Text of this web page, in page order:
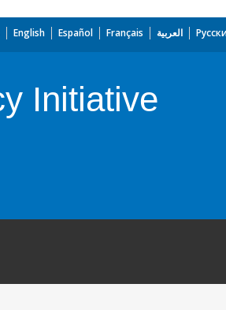
English Español Français العربية
Initiative